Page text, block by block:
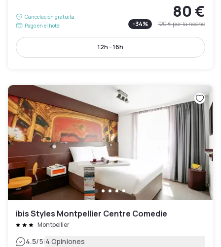
Cancelación gratuita
Pago en el hotel
80 €
-34% 120 €por la noche
12h - 16h
ibis Styles Montpellier Centre Comedie
Montpellier
4.5/5|4 Opiniones